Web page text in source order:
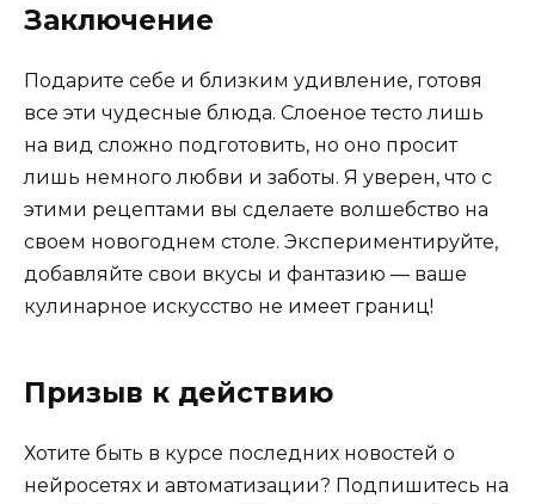
Заключение
Подарите себе и близким удивление, готовя
все эти чудесные блюда. Слоеное тесто лишь
на вид сложно подготовить, но оно просит
лишь немного любви и заботы. Я уверен, что с
этими рецептами вы сделаете волшебство на
своем новогоднем столе. Экспериментируйте,
добавляйте свои вкусы и фантазию — ваше
кулинарное искусство не имеет границ!
Призыв к действию
Хотите быть в курсе последних новостей о
нейросетях и автоматизации? Подпишитесь на